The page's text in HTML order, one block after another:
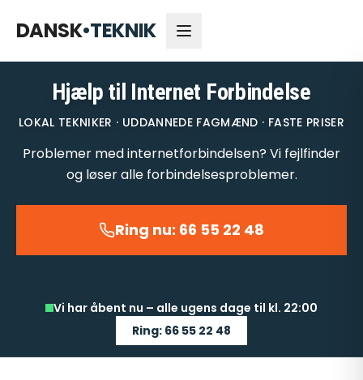
DANSK•TEKNIK
Åbent nu
Hjælp til Internet Forbindelse
LOKAL TEKNIKER · UDDANNEDE FAGMÆND · FASTE PRISER
Problemer med internetforbindelsen? Vi fejlfinder
og løser alle forbindelsesproblemer.
Ring nu: 66 55 22 48
Vi har åbent nu – alle ugens dage til kl. 22:00
Ring: 66 55 22 48